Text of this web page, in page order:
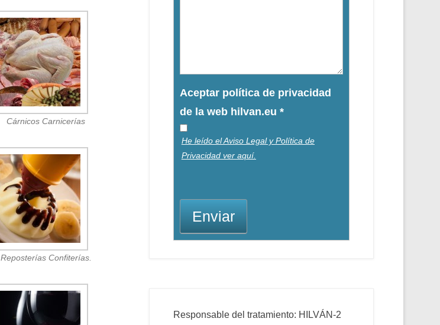
Cárnicos Carnicerías
Reposterías Confiterías.
Aceptar política de privacidad
de la web hilvan.eu *
He leído el Aviso Legal y Política de
Privacidad ver aquí.
Enviar
Responsable del tratamiento: HILVÁN-2